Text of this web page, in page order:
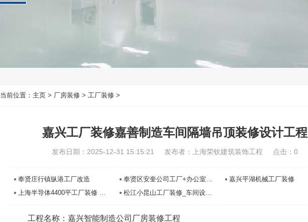
当前位置： 主页 > 厂房装修 >工厂装修 >
嘉兴工厂装修嘉善制造车间隔墙吊顶装修设计工程
发布日期：2025-12-31 15:15:21 发布者：上海荣钦建筑装饰工程 点击：0
奉贤庄行镇纵港工厂改造 奉贤区安奎公司工厂+办公室装修
嘉兴平湖机械工厂装修
上海半导体4400平工厂装修 浦东厂房装修设计工程-上海荣钦装修公司
松江小昆山工厂装修_车间设计改造_办公室装修翻新工程-上海荣钦装修公司
工程名称：嘉兴智能制造公司厂房装修工程